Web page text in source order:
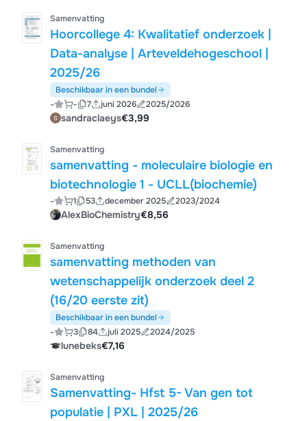
Samenvatting
Hoorcollege 4: Kwalitatief onderzoek |
Data-analyse | Arteveldehogeschool |
2025/26
Beschikbaar in een bundel
- - 7 juni 2026 2025/2026
sandraclaeys€3,99
Samenvatting
samenvatting - moleculaire biologie en
biotechnologie 1 - UCLL(biochemie)
- 1 53 december 2025 2023/2024
AlexBioChemistry€8,56
Samenvatting
samenvatting methoden van
wetenschappelijk onderzoek deel 2
(16/20 eerste zit)
Beschikbaar in een bundel
- 3 84 juli 2025 2024/2025
lunebeks€7,16
Samenvatting
Samenvatting- Hfst 5- Van gen tot
populatie | PXL | 2025/26